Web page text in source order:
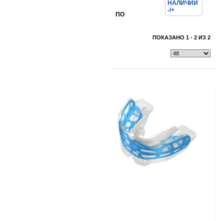
ПО
НАЛИЧИИ
-/+
ПОКАЗАНО 1 - 2 ИЗ 2